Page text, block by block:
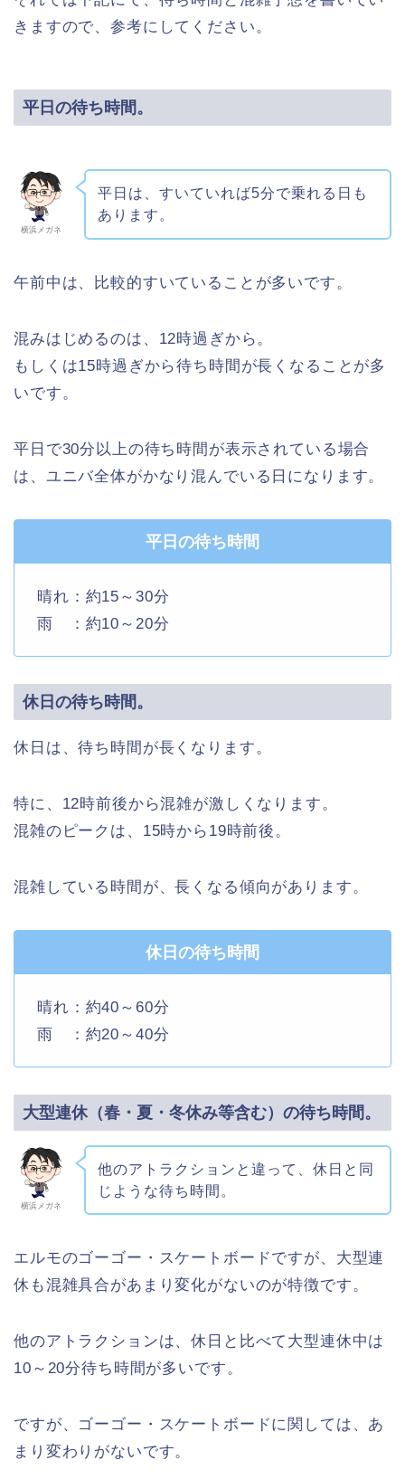
きますので、参考にしてください。
平日の待ち時間。
横浜メガネ
平日は、すいていれば5分で乗れる日も
あります。
午前中は、比較的すいていることが多いです。
混みはじめるのは、12時過ぎから。
もしくは15時過ぎから待ち時間が長くなることが多
いです。
平日で30分以上の待ち時間が表示されている場合
は、ユニバ全体がかなり混んでいる日になります。
平日の待ち時間
晴れ：約15～30分
雨 ：約10～20分
休日の待ち時間。
休日は、待ち時間が長くなります。
特に、12時前後から混雑が激しくなります。
混雑のピークは、15時から19時前後。
混雑している時間が、長くなる傾向があります。
休日の待ち時間
晴れ：約40～60分
雨 ：約20～40分
大型連休（春・夏・冬休み等含む）の待ち時間。
横浜メガネ
他のアトラクションと違って、休日と同
じような待ち時間。
エルモのゴーゴー・スケートボードですが、大型連
休も混雑具合があまり変化がないのが特徴です。
他のアトラクションは、休日と比べて大型連休中は
10～20分待ち時間が多いです。
ですが、ゴーゴー・スケートボードに関しては、あ
まり変わりがないです。